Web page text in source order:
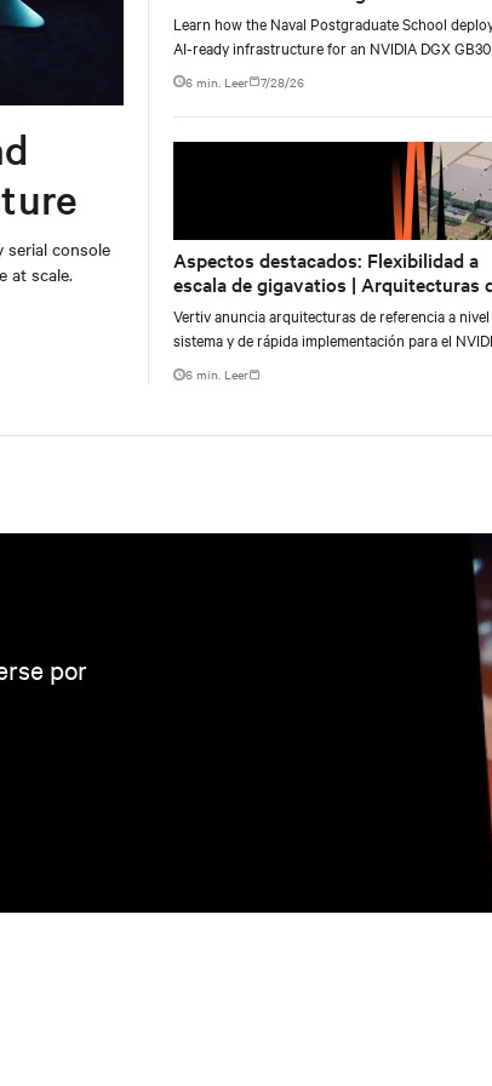
serial console
at scale.
AI infrastructure deployment
Learn how the Naval Postgraduate School
AI-ready infrastructure for an NVIDIA DGX
Blackwell-based NVL72 system within an existing
facility, creating a repeatable model for high-
liquid-cooled AI environments.
6 min. Leer 7/28/26
Aspectos destacados: Flexibilidad a
escala de gigavatios | Arquitecturas
referencia para el NVIDIA DSX
Vertiv anuncia arquitecturas de referencia a
sistema y de rápida implementación para el
Omniverse DSX Blueprint.
6 min. Leer
por